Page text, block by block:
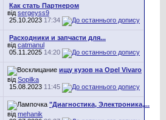
Как стать Партнером
від sergeyss9
25.10.2023 17:34
Расходники и запчасти для...
від catmanul
05.11.2025 14:20
ищу кузов на Opel Vivaro
від Sopilka
15.08.2023 11:45
"Диагностика, Электроника,...
від mehanik